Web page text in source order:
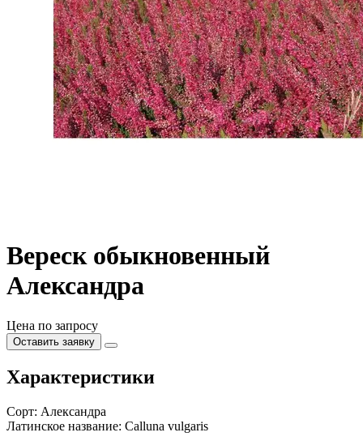
Вереск обыкновенный
Александра
Цена по запросу
Оставить заявку
Характеристики
Сорт: Александра
Латинское название: Calluna vulgaris